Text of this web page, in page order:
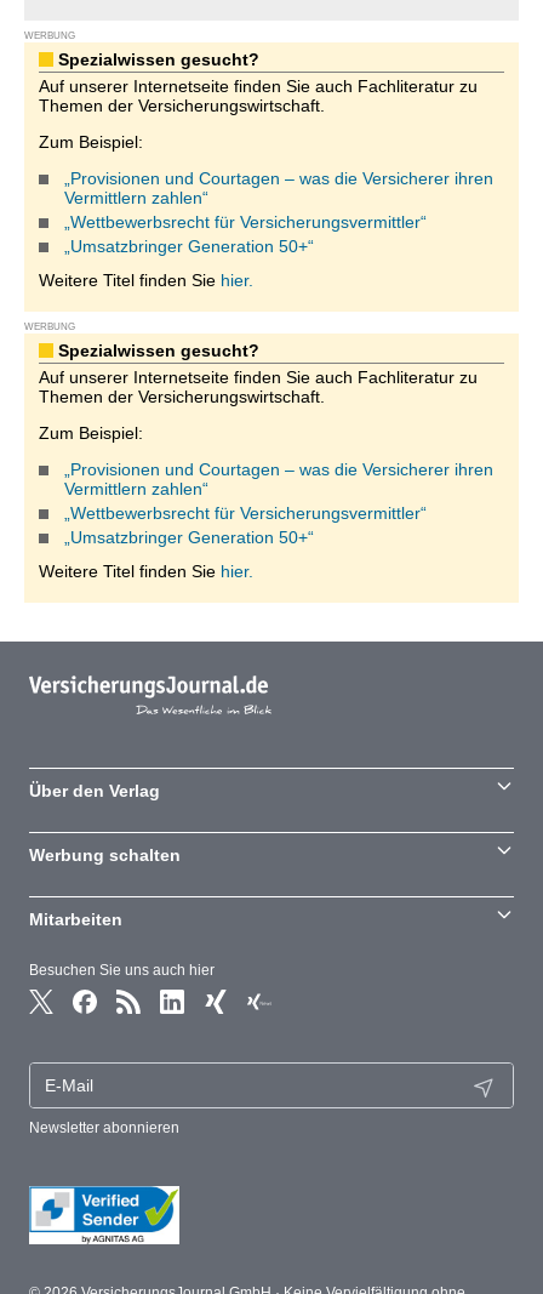
WERBUNG
Spezialwissen gesucht?
Auf unserer Internetseite finden Sie auch Fachliteratur zu
Themen der Versicherungswirtschaft.
Zum Beispiel:
„Provisionen und Courtagen – was die Versicherer ihren
Vermittlern zahlen“
„Wettbewerbsrecht für Versicherungsvermittler“
„Umsatzbringer Generation 50+“
Weitere Titel finden Sie hier.
WERBUNG
Spezialwissen gesucht?
Auf unserer Internetseite finden Sie auch Fachliteratur zu
Themen der Versicherungswirtschaft.
Zum Beispiel:
„Provisionen und Courtagen – was die Versicherer ihren
Vermittlern zahlen“
„Wettbewerbsrecht für Versicherungsvermittler“
„Umsatzbringer Generation 50+“
Weitere Titel finden Sie hier.
Besuchen Sie uns auch hier
Newsletter abonnieren
Über den Verlag
Werbung schalten
Mitarbeiten